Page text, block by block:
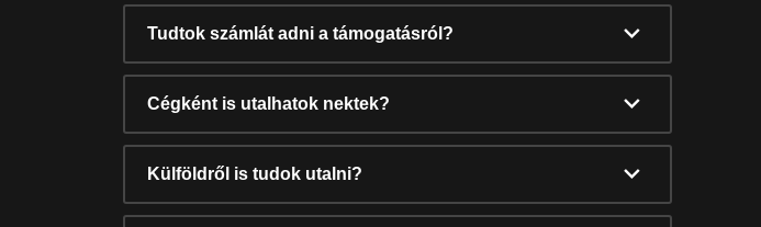
Tudtok számlát adni a támogatásról?
Cégként is utalhatok nektek?
Külföldről is tudok utalni?